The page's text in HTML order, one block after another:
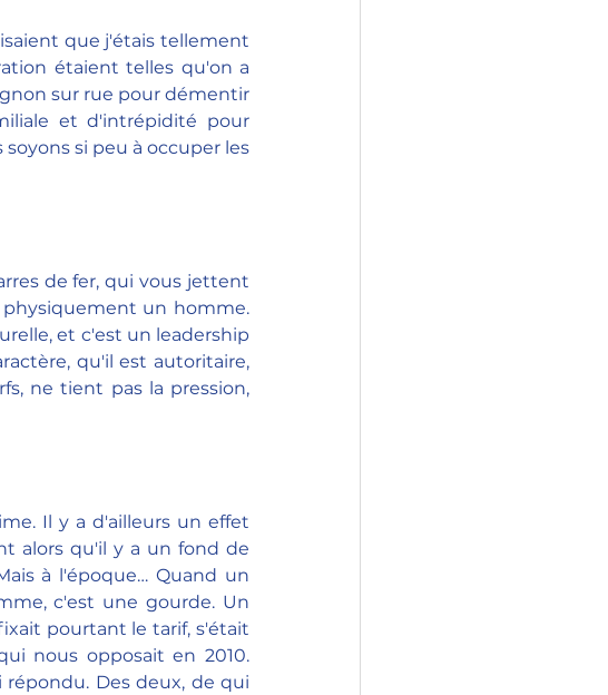
que j'étais tellement
étaient telles qu'on a
sur rue pour démentir
et d'intrépidité pour
si peu à occuper les
de fer, qui vous jettent
physiquement un homme.
et c'est un leadership
qu'il est autoritaire,
ne tient pas la pression,
Il y a d'ailleurs un effet
alors qu'il y a un fond de
à l'époque… Quand un
c'est une gourde. Un
pourtant le tarif, s'était
nous opposait en 2010.
répondu. Des deux, de qui